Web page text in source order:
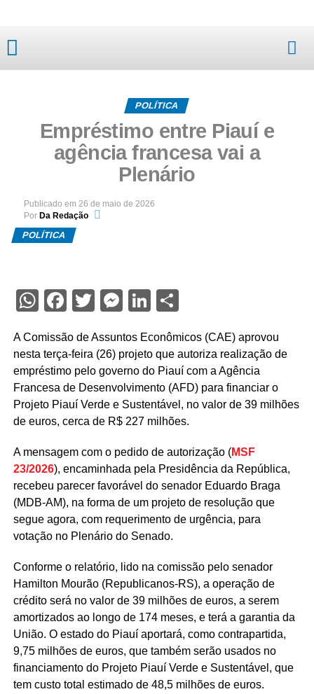
POLÍTICA
Empréstimo entre Piauí e
agência francesa vai a
Plenário
Publicado em 26 de maio de 2026
Por Da Redação
POLÍTICA
WhatsApp
Facebook
Twitter
Messenger
LinkedIn
Share
A Comissão de Assuntos Econômicos (CAE) aprovou
nesta terça-feira (26) projeto que autoriza realização de
empréstimo pelo governo do Piauí com a Agência
Francesa de Desenvolvimento (AFD) para financiar o
Projeto Piauí Verde e Sustentável, no valor de 39 milhões
de euros, cerca de R$ 227 milhões.
A mensagem com o pedido de autorização (MSF
23/2026), encaminhada pela Presidência da República,
recebeu parecer favorável do senador Eduardo Braga
(MDB-AM), na forma de um projeto de resolução que
segue agora, com requerimento de urgência, para
votação no Plenário do Senado.
Conforme o relatório, lido na comissão pelo senador
Hamilton Mourão (Republicanos-RS), a operação de
crédito será no valor de 39 milhões de euros, a serem
amortizados ao longo de 174 meses, e terá a garantia da
União. O estado do Piauí aportará, como contrapartida,
9,75 milhões de euros, que também serão usados no
financiamento do Projeto Piauí Verde e Sustentável, que
tem custo total estimado de 48,5 milhões de euros.